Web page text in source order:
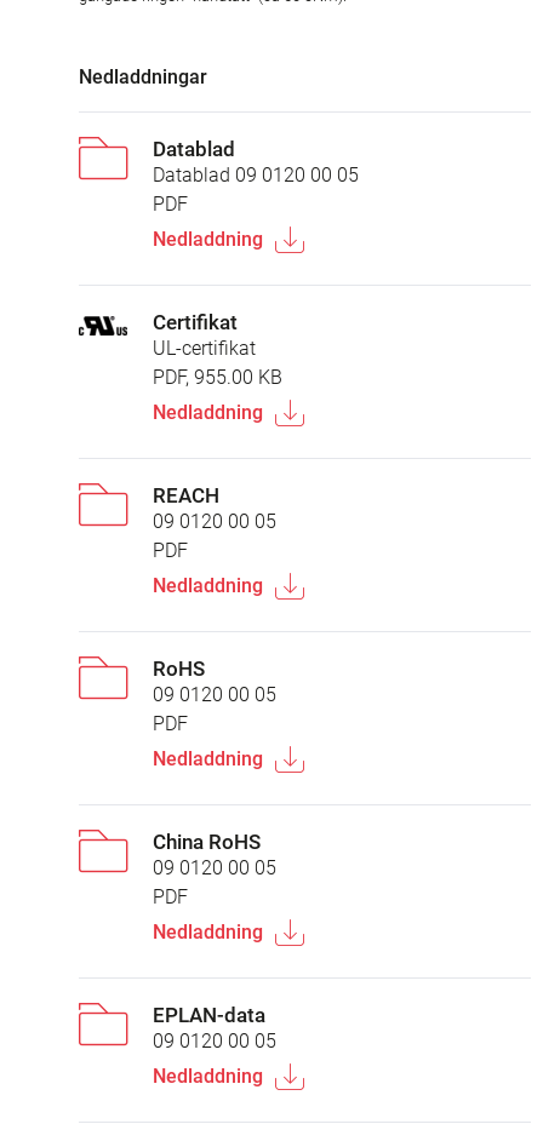
Nedladdningar
Datablad
Datablad 09 0120 00 05
PDF
Nedladdning
Certifikat
UL-certifikat
PDF, 955.00 KB
Nedladdning
REACH
09 0120 00 05
PDF
Nedladdning
RoHS
09 0120 00 05
PDF
Nedladdning
China RoHS
09 0120 00 05
PDF
Nedladdning
EPLAN-data
09 0120 00 05
Nedladdning